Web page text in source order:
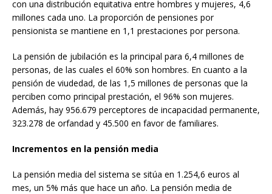
con una distribución equitativa entre hombres y mujeres, 4,6
millones cada uno. La proporción de pensiones por
pensionista se mantiene en 1,1 prestaciones por persona.
La pensión de jubilación es la principal para 6,4 millones de
personas, de las cuales el 60% son hombres. En cuanto a la
pensión de viudedad, de las 1,5 millones de personas que la
perciben como principal prestación, el 96% son mujeres.
Además, hay 956.679 perceptores de incapacidad permanente,
323.278 de orfandad y 45.500 en favor de familiares.
Incrementos en la pensión media
La pensión media del sistema se sitúa en 1.254,6 euros al
mes, un 5% más que hace un año. La pensión media de